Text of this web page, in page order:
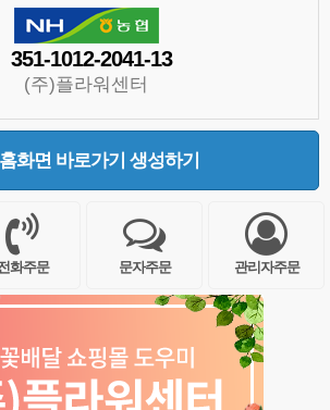
351-1012-2041-13
(주)플라워센터
홈화면 바로가기 생성하기
화주문 문자주문 관리자주문